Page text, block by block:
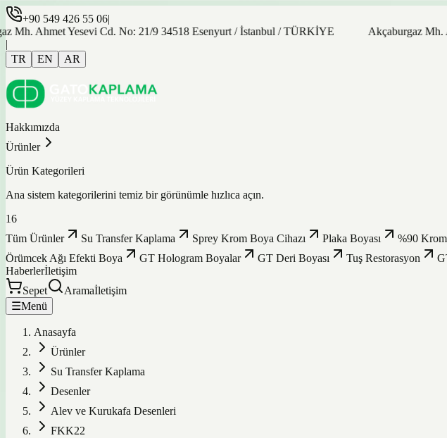
+90 549 426 55 06|
Ahmet Yesevi Cd. No: 21/9 34518 Esenyurt / İstanbul / TÜRKİYE
Akçaburgaz Mh.
|
TR
EN AR
Hakkımızda
Ürünler
Ürün Kategorileri
Ana sistem kategorilerini temiz bir görünümle hızlıca açın.
16
Tüm Ürünler
Su Transfer Kaplama Sprey Krom Boya Cihazı Plaka Boyası %90
Örümcek Ağı Efekti Boya
GT Hologram Boyalar GT Deri Boyası Tuş Restorasyon
Haberlerİletişim
Sepet
Aramaİletişim
☰Menü
Anasayfa
Ürünler
Su Transfer Kaplama
Desenler
Alev ve Kurukafa Desenleri
FKK22